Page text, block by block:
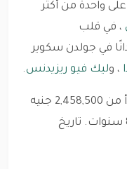
واحدة من أكثر
، في قلب
مساحة 35 فدانًا في جولدن سكوير
، وليك فيو ريزيدنس.
خطة السداد: بالتقسيط, أسعار تبدأ من 2,458,500 جنيه
مصري ومُقدم 10٪ وتقسيط حتى 8 سنوات. تاريخ